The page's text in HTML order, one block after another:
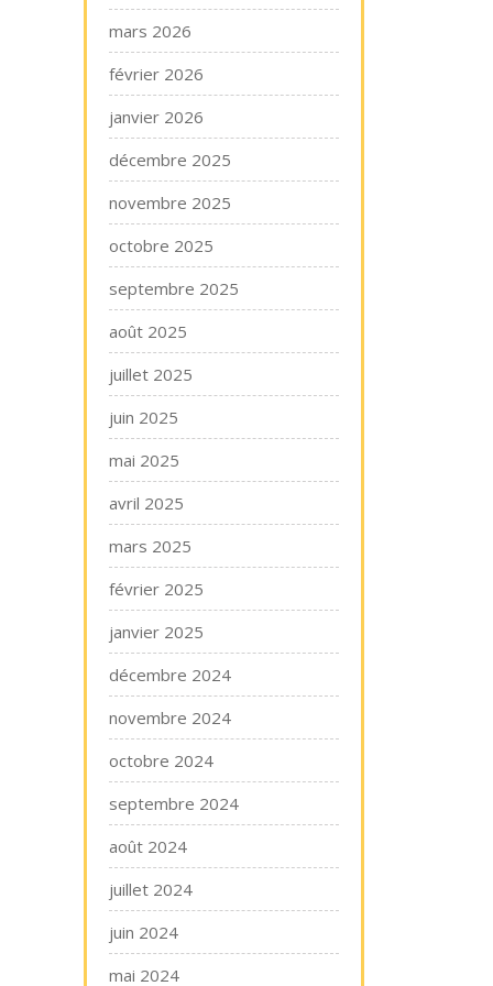
mars 2026
février 2026
janvier 2026
décembre 2025
novembre 2025
octobre 2025
septembre 2025
août 2025
juillet 2025
juin 2025
mai 2025
avril 2025
mars 2025
février 2025
janvier 2025
décembre 2024
novembre 2024
octobre 2024
septembre 2024
août 2024
juillet 2024
juin 2024
mai 2024